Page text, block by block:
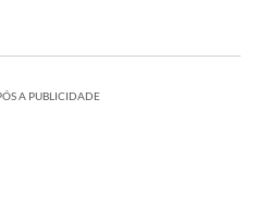
A PUBLICIDADE